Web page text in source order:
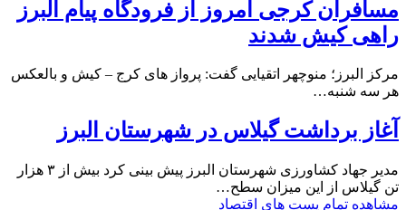
مسافران کرجی امروز از فرودگاه پیام البرز
راهی کیش شدند
مرکز البرز؛ منوچهر اتقیایی گفت: پرواز های کرج – کیش و بالعکس
هر سه شنبه…
آغاز برداشت گیلاس در شهرستان البرز
مدیر جهاد کشاورزی شهرستان البرز پیش بینی کرد بیش از ۳ هزار
تن گیلاس از این میزان سطح…
مشاهده تمام پست های اقتصاد